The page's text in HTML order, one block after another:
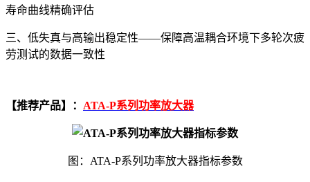
寿命曲线精确评估
三、低失真与高输出稳定性——保障高温耦合环境下多轮次疲
劳测试的数据一致性
【推荐产品】： ATA-P系列功率放大器
图：ATA-P系列 功率放大器指标参数